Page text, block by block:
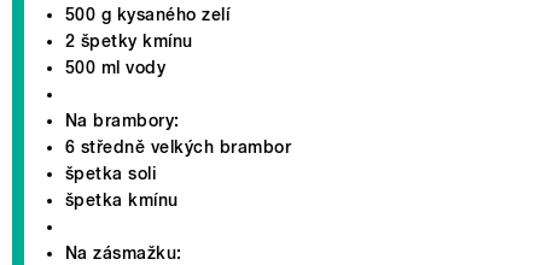
500 g kysaného zelí
2 špetky kmínu
500 ml vody
Na brambory:
6 středně velkých brambor
špetka soli
špetka kmínu
Na zásmažku: